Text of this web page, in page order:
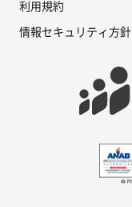
利用規約
情報セキュリティ方針